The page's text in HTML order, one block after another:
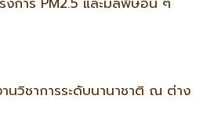
นวิชาการระดับนานาชาติ ณ ต่าง